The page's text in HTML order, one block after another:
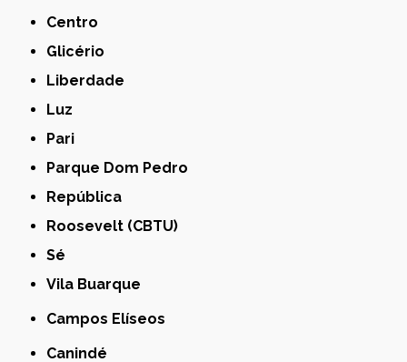
Centro
Glicério
Liberdade
Luz
Pari
Parque Dom Pedro
República
Roosevelt (CBTU)
Sé
Vila Buarque
Campos Elíseos
Canindé